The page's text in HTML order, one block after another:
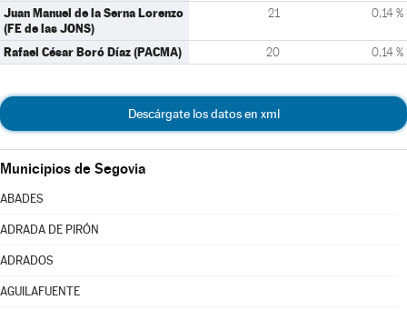
Juan Manuel de la Serna Lorenzo
(FE de las JONS)
21 0,14 %
Rafael César Boró Díaz (PACMA) 20 0,14 %
Descárgate los datos en xml
Municipios de Segovia
ABADES
ADRADA DE PIRÓN
ADRADOS
AGUILAFUENTE